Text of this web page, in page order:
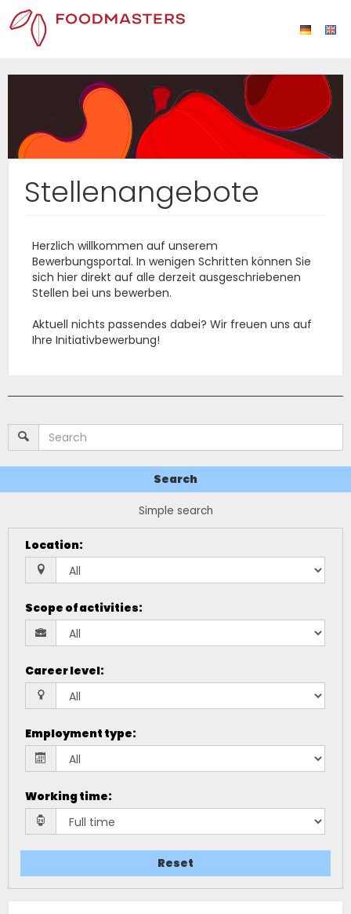
Stellenangebote
Herzlich willkommen auf unserem
Bewerbungsportal. In wenigen Schritten können Sie
sich hier direkt auf alle derzeit ausgeschriebenen
Stellen bei uns bewerben.
Aktuell nichts passendes dabei? Wir freuen uns auf
Ihre Initiativbewerbung!
Search
Simple search
Location:
Scope of activities:
Career level:
Employment type:
Working time:
Reset